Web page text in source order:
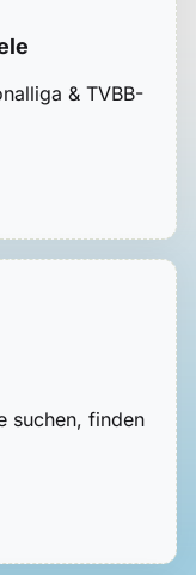
& TVBB-
suchen, finden